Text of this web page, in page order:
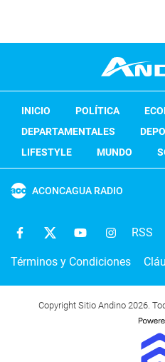
INICIO POLÍTICA
DEPARTAMENTALES
LIFESTYLE
MUNDO
ACONCAGUA RADIO
RSS
Términos y Condiciones
Copyright Sitio Andino 2026.